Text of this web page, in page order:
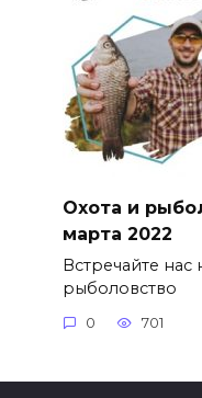
Охота и
марта 2022
Встречайте нас
рыболовство
0 701